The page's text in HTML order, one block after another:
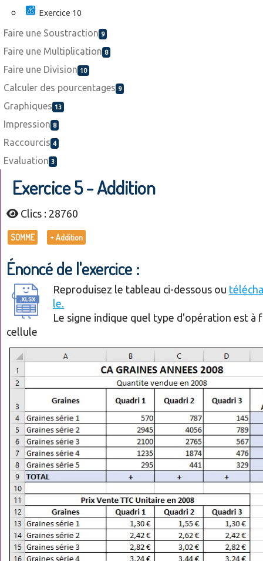
Exercice 10
Faire une Soustraction 9
Faire une Multiplication 8
Faire une Division 10
Calculer des pourcentages 9
Graphiques 13
Impression 8
Raccourcis 4
Evaluation 3
Exercice 5 - Addition
Clics : 28760
SOMME + Addition
Énoncé de l'exercice :
Reproduisez le tableau ci-dessous ou
le.
Le signe indique quel type d'opération est à
cellule